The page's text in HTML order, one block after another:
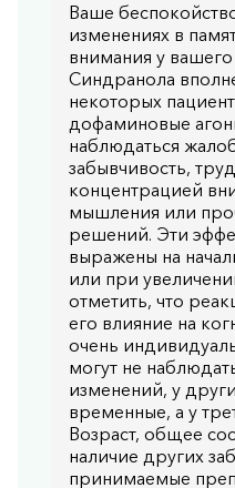
Ваше
изменениях в
внимания у
Синдранола
некоторых
дофаминовые
наблюдаться
забывчивость,
концентрацией
мышления или
решений. Эти
выражены на
или при
отметить, что
его влияние на
очень
могут не
изменений, у
временные, а у
Возраст, общее
наличие других
принимаемые